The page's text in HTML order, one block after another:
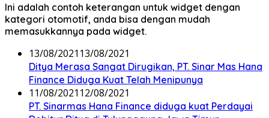
Ini adalah contoh keterangan untuk widget dengan
kategori otomotif, anda bisa dengan mudah
memasukkannya pada widget.
13/08/2021 13/08/2021
Ditya Merasa Sangat Dirugikan, PT. Sinar Mas Hana
Finance Diduga Kuat Telah Menipunya
11/08/2021 12/08/2021
PT. Sinarmas Hana Finance diduga kuat Perdayai